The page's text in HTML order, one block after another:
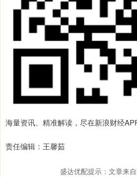
海量资讯、精准解读，尽在新浪财经
责任编辑：王馨茹
盛达优配提示：文章来